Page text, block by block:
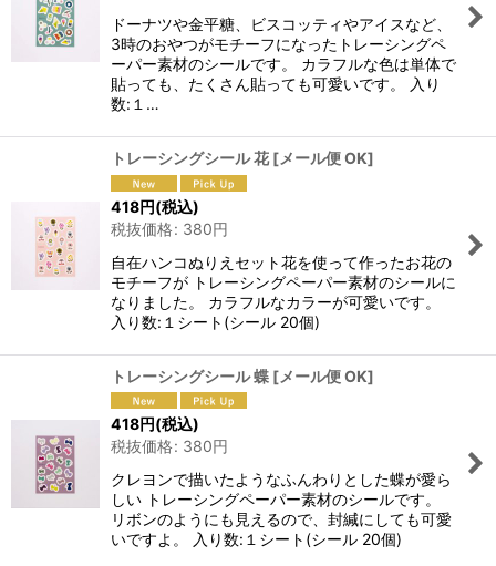
ドーナツや金平糖、ビスコッティやアイスなど、
3時のおやつがモチーフになったトレーシングペ
ーパー素材のシールです。 カラフルな色は単体で
貼っても、たくさん貼っても可愛いです。 入り
数:１…
トレーシングシール 花 [メール便 OK]
418円(税込)
税抜価格: 380円
自在ハンコぬりえセット花を使って作ったお花の
モチーフが トレーシングペーパー素材のシールに
なりました。 カラフルなカラーが可愛いです。
入り数:１シート(シール 20個)
トレーシングシール 蝶 [メール便 OK]
418円(税込)
税抜価格: 380円
クレヨンで描いたようなふんわりとした蝶が愛ら
しい トレーシングペーパー素材のシールです。
リボンのようにも見えるので、封緘にしても可愛
いですよ。 入り数:１シート(シール 20個)